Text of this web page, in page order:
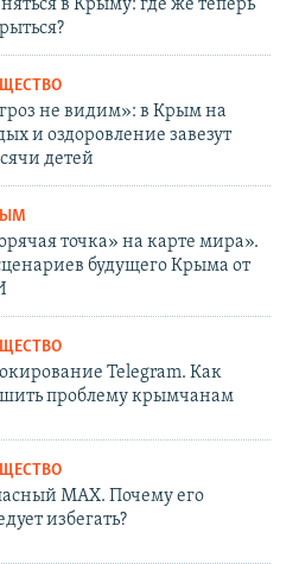
в Крыму: где же теперь
не видим»: в Крым на
и оздоровление завезут
детей
точка» на карте мира».
будущего Крыма от
Telegram. Как
проблему крымчанам
MAX. Почему его
избегать?